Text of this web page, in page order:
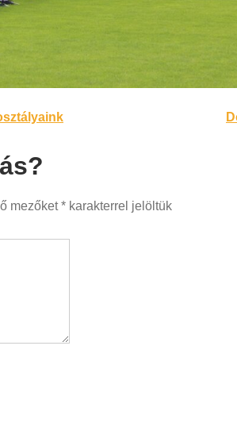
mezőket* karakterrel jelöltük